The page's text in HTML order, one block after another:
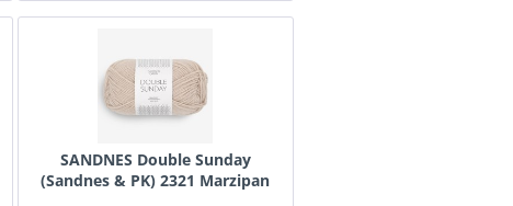
SANDNES Double Sunday
(Sandnes & PK) 2321 Marzipan